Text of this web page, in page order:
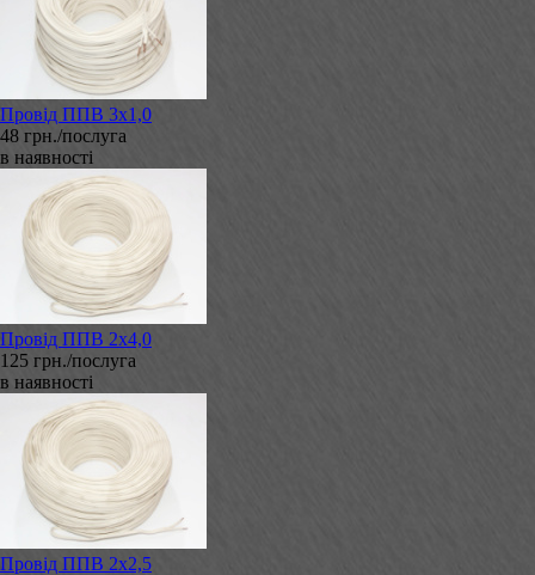
Провід ППВ 3х1,0
48 грн./послуга
в наявності
Провід ППВ 2х4,0
125 грн./послуга
в наявності
Провід ППВ 2х2,5